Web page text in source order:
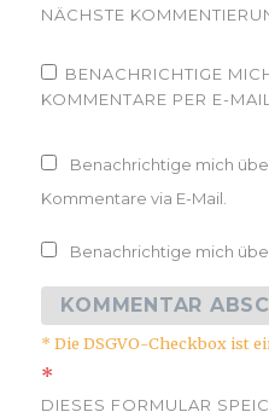
NÄCHSTE
BENACHRICHTIGE
KOMMENTARE PER E-MAIL.
Benachrichtige mich
Kommentare via E-Mail.
Benachrichtige mich
* Die DSGVO-Checkbox ist
*
DIESES FORMULAR